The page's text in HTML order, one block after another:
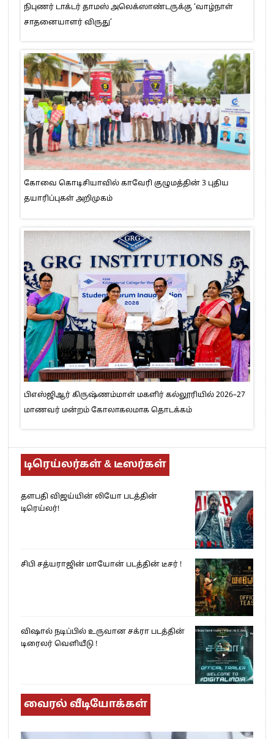
நிபுணர் டாக்டர் தாமஸ் அலெக்ஸாண்டருக்கு ‘வாழ்நாள்
சாதனையாளர் விருது’
கோவை கொடிசியாவில் காவேரி குழுமத்தின் 3 புதிய
தயாரிப்புகள் அறிமுகம்
பிஎஸ்ஜிஆர் கிருஷ்ணம்மாள் மகளிர் கல்லூரியில் 2026–27
மாணவர் மன்றம் கோலாகலமாக தொடக்கம்
டிரெய்லர்கள் & டீஸர்கள்
தளபதி விஜய்யின் லியோ படத்தின்
டிரெய்லர்!
சிபி சத்யராஜின் மாயோன் படத்தின் டீசர் !
விஷால் நடிப்பில் உருவான சக்ரா படத்தின்
டிரைலர் வெளியீடு !
வைரல் வீடியோக்கள்